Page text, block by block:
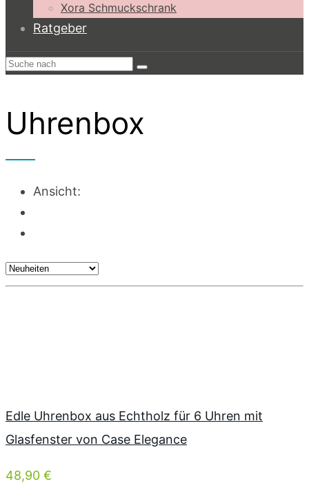
Xora Schmuckschrank
Ratgeber
Uhrenbox
Ansicht:
Edle Uhrenbox aus Echtholz für 6 Uhren mit
Glasfenster von Case Elegance
48,90 €